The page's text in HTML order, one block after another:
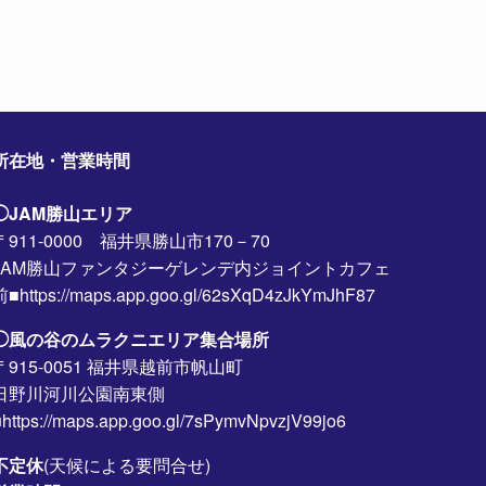
在地・営業時間
勝山エリア
911-0000 福井県勝山市170－70
勝山ファンタジーゲレンデ内ジョイントカフェ
■https://maps.app.goo.gl/62sXqD4zJkYmJhF87
の谷のムラクニエリア集合場所
915-0051 福井県越前市帆山町
野川河川公園南東側
maps.app.goo.gl/7sPymvNpvzjV99jo6
定休(天候による要問合せ)